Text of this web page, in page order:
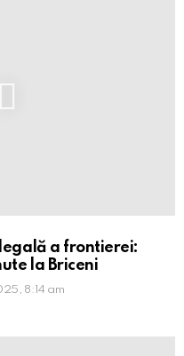
a frontierei:
la Briceni
8:14 am